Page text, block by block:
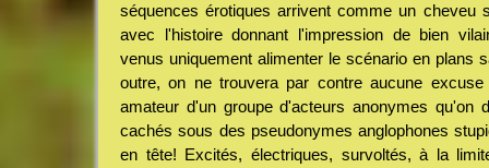
séquences érotiques arrivent comme un cheveu
avec l'histoire donnant l'impression de bien
venus uniquement alimenter le scénario en plans
outre, on ne trouvera par contre aucune
amateur d'un groupe d'acteurs anonymes qu'on
cachés sous des pseudonymes anglophones
en tête! Excités, électriques, survoltés, à la